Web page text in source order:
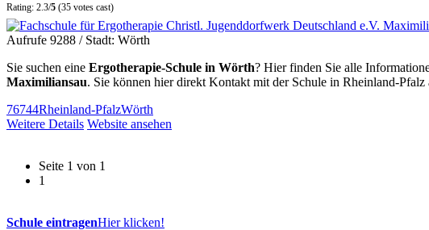
Rating: 2.3/5 (35 votes cast)
Aufrufe 9288 / Stadt: Wörth
Sie suchen eine Ergotherapie-Schule in Wörth? Hier finden Sie alle
Maximiliansau. Sie können hier direkt Kontakt mit der Schule in Rheinland-
76744Rheinland-PfalzWörth
Weitere Details Website ansehen
Seite 1 von 1
1
Schule eintragenHier klicken!